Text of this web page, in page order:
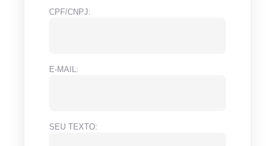
CPF/CNPJ:
E-MAIL:
SEU TEXTO: